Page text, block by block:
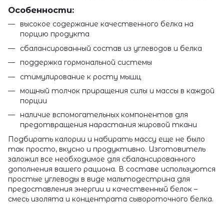
Особенности:
высокое содержание качественного белка на
порцию продукта
сбалансированный состав из углеводов и белка
поддержка гормональной системы
стимулирование к росту мышц
мощный толчок приращения силы и массы в каждой
порции
наличие вспомогательных компонентов для
предотвращения нарастания жировой ткани
Подбирать калории и набирать массу еще не было
так просто, вкусно и продуктивно. Изготовитель
заложил все необходимое для сбалансированного
дополнения вашего рациона. В составе используются
простые углеводы в виде мальтодестрина для
предоставления энергии и качественный белок –
смесь изолята и концентрата сывороточного белка.